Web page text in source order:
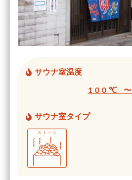
サウナ室温度
100℃ 〜
サウナ室タイプ